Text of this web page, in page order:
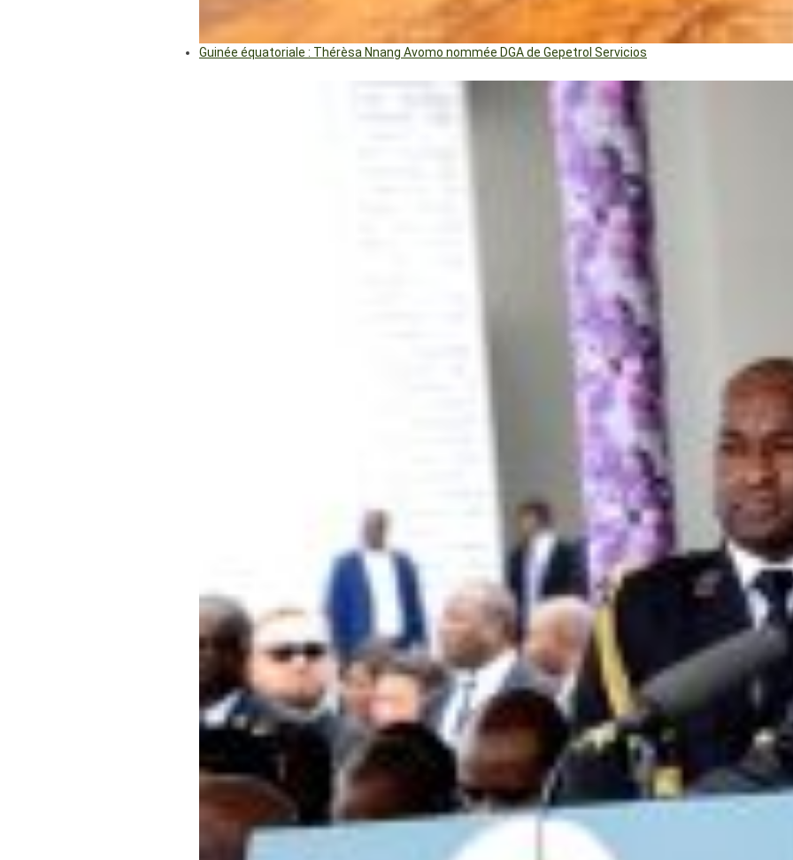
Guinée équatoriale : Thérèsa Nnang Avomo nommée DGA de Gepetrol Servicios